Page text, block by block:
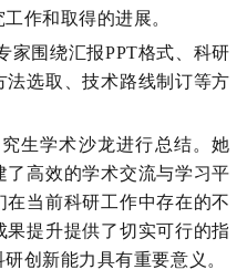
作和取得的进展。
家围绕汇报PPT格式、科研
选取、技术路线制订等方
生学术沙龙进行总结。她
高效的学术交流与学习平
当前科研工作中存在的不
果提升提供了切实可行的指
创新能力具有重要意义。